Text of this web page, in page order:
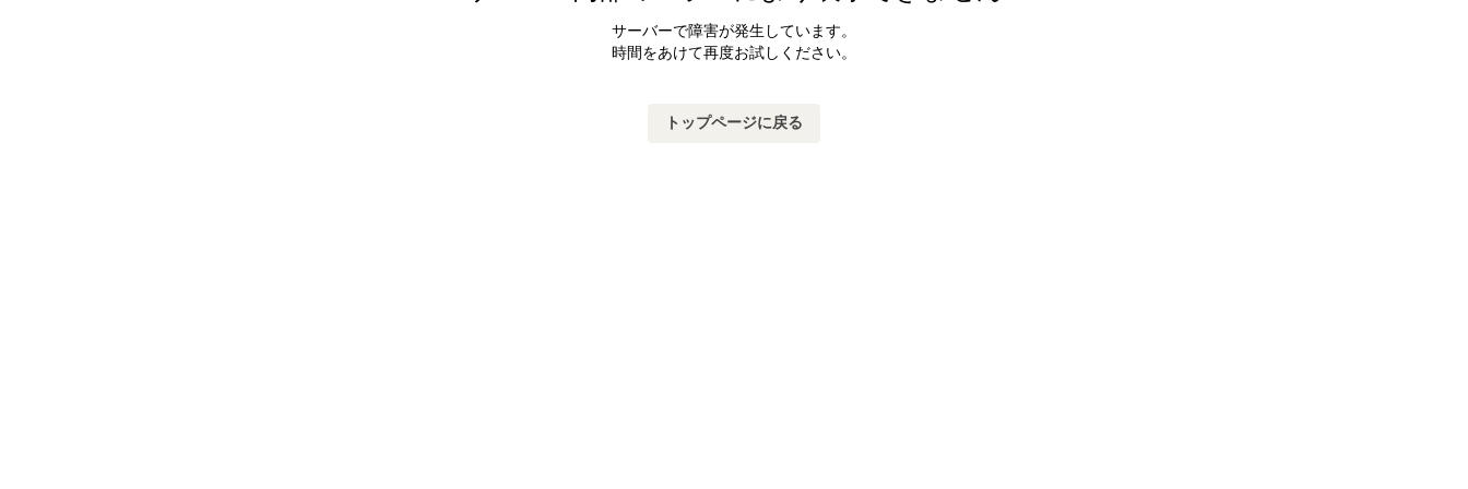
サーバーで障害が発生しています。
時間をあけて再度お試しください。
トップページに戻る